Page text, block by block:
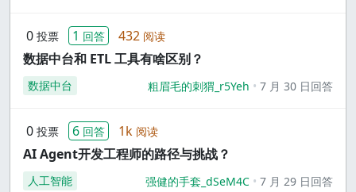
0 投票 1 回答 432 阅读
数据中台和 ETL 工具有啥区别？
数据中台 粗眉毛的刺猬_r5Yeh 7 月 30 日回答
0 投票 6 回答 1k 阅读
AI Agent开发工程师的路径与挑战？
人工智能 强健的手套_dSeM4C 7 月 29 日回答